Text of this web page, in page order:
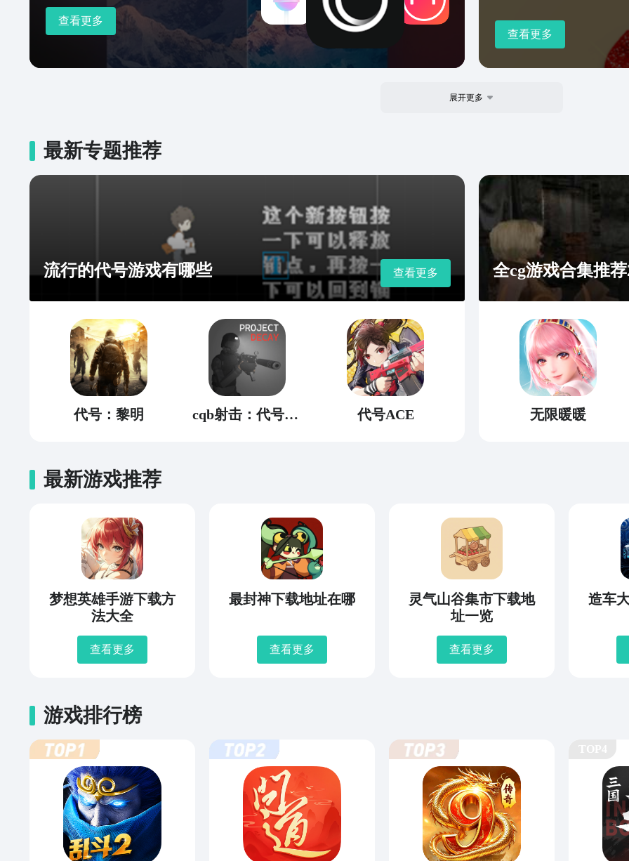
查看更多
查看更多
展开更多
最新专题推荐
流行的代号游戏有哪些 查看更多
代号：黎明 cqb射击：代号腐烂 代号ACE
全cg游戏合集推荐
无限暖暖
最新游戏推荐
梦想英雄手游下载方
法大全
查看更多
最封神下载地址在哪
查看更多
灵气山谷集市下载地
址一览
查看更多
造车
游戏排行榜